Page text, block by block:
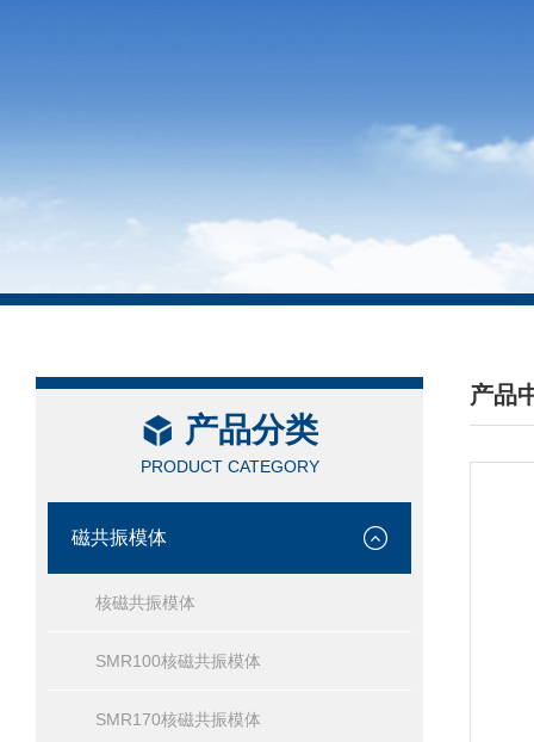
产品分类
PRODUCT CATEGORY
磁共振模体
核磁共振模体
SMR100核磁共振模体
SMR170核磁共振模体
产品
/